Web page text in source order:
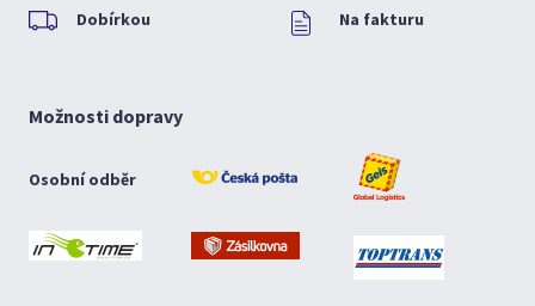
Dobírkou Na fakturu
Možnosti dopravy
Osobní odběr